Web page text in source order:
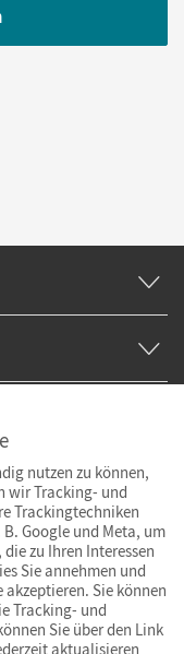
nutzen zu können,
wir Tracking- und
Trackingtechniken
Google und Meta, um
zu Ihren Interessen
Sie annehmen und
Sie können
Tracking- und
Sie über den Link
aktualisieren